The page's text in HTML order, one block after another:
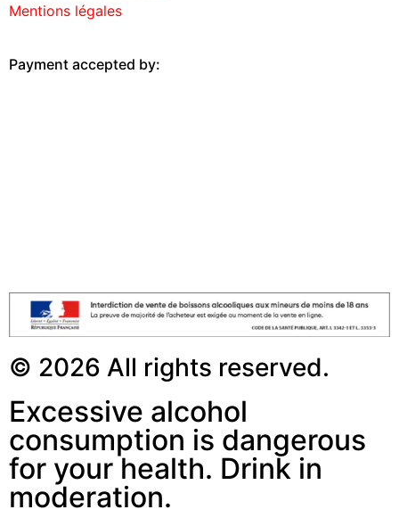
Mentions légales
Payment accepted by:
© 2026 All rights reserved.
Excessive alcohol
consumption is dangerous
for your health. Drink in
moderation.